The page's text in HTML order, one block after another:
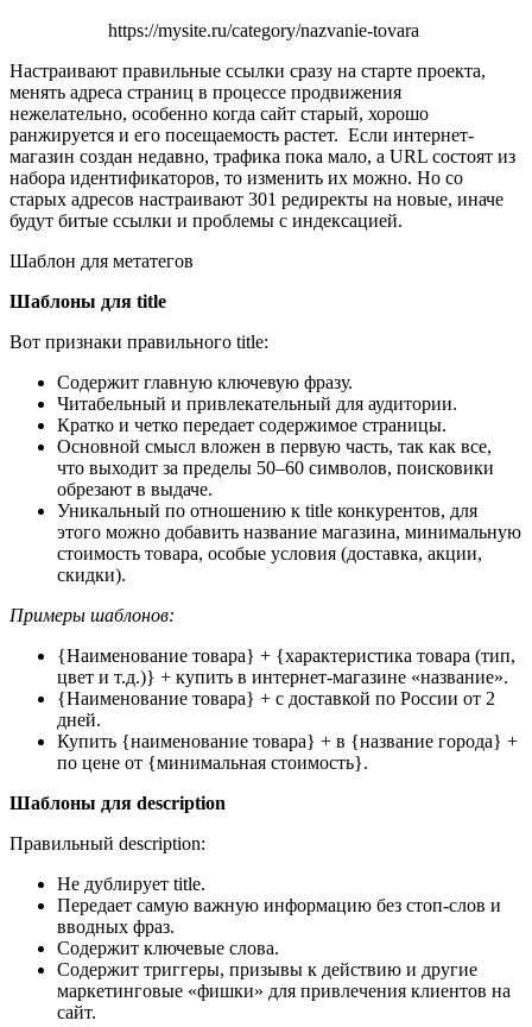
https://mysite.ru/category/nazvanie-tovara
Настраивают правильные ссылки сразу на старте проекта,
менять адреса страниц в процессе продвижения
нежелательно, особенно когда сайт старый, хорошо
ранжируется и его посещаемость растет. Если интернет-
магазин создан недавно, трафика пока мало, а URL состоят из
набора идентификаторов, то изменить их можно. Но со
старых адресов настраивают 301 редиректы на новые, иначе
будут битые ссылки и проблемы с индексацией.
Шаблон для метатегов
Шаблоны для title
Вот признаки правильного title:
Содержит главную ключевую фразу.
Читабельный и привлекательный для аудитории.
Кратко и четко передает содержимое страницы.
Основной смысл вложен в первую часть, так как все,
что выходит за пределы 50–60 символов, поисковики
обрезают в выдаче.
Уникальный по отношению к title конкурентов, для
этого можно добавить название магазина, минимальную
стоимость товара, особые условия (доставка, акции,
скидки).
Примеры шаблонов:
{Наименование товара} + {характеристика товара (тип,
цвет и т.д.)} + купить в интернет-магазине «название».
{Наименование товара} + с доставкой по России от 2
дней.
Купить {наименование товара} + в {название города} +
по цене от {минимальная стоимость}.
Шаблоны для description
Правильный description:
Не дублирует title.
Передает самую важную информацию без стоп-слов и
вводных фраз.
Содержит ключевые слова.
Содержит триггеры, призывы к действию и другие
маркетинговые «фишки» для привлечения клиентов на
сайт.